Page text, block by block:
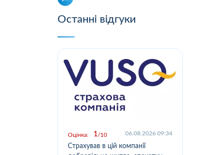
Останні відгуки
Оцінка: 1 10 06.08.2026 09:34
Страхував в цій компанії